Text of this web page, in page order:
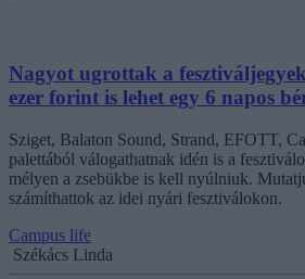
Nagyot ugrottak a
ezer forint is lehet egy 6 napos
Sziget, Balaton Sound, Strand, EFOTT,
palettából válogathatnak idén is a
mélyen a zsebükbe is kell nyúlniuk.
számíthattok az idei nyári fesztiválokon.
Campus life
Székács Linda